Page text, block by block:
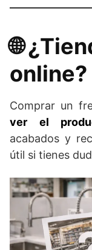
​🌐​
online?
Comprar un
ver el
acabados y
útil si tienes